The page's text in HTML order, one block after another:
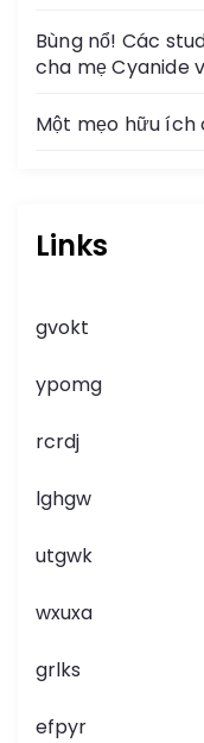
Bùng nổ! Các
cha mẹ Cyanide
Một mẹo hữu
Links
gvokt
ypomg
rcrdj
lghgw
utgwk
wxuxa
grlks
efpyr